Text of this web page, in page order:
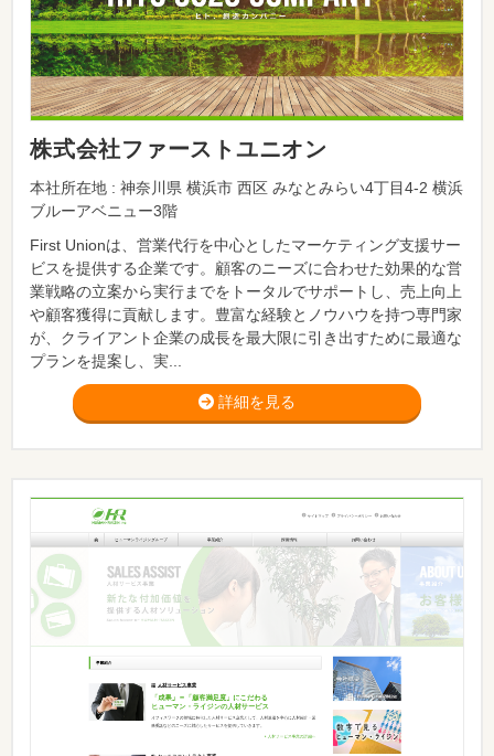
株式会社ファーストユニオン
本社所在地 : 神奈川県 横浜市 西区 みなとみらい4丁目4-2 横浜
ブルーアベニュー3階
First Unionは、営業代行を中心としたマーケティング支援サー
ビスを提供する企業です。顧客のニーズに合わせた効果的な営
業戦略の立案から実行までをトータルでサポートし、売上向上
や顧客獲得に貢献します。豊富な経験とノウハウを持つ専門家
が、クライアント企業の成長を最大限に引き出すために最適な
プランを提案し、実...
詳細を見る